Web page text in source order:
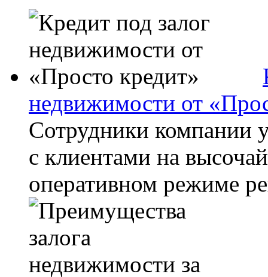
недвижимости от
Сотрудники компании
с клиентами на
оперативном режиме